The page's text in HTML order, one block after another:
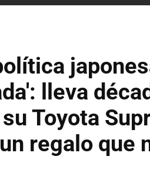
lleva
Toyota
regalo que